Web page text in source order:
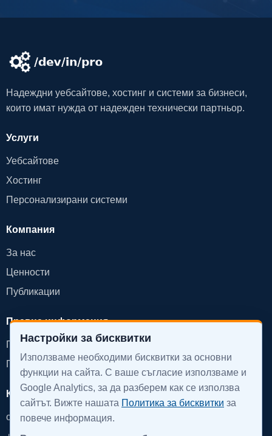
Надеждни уебсайтове, хостинг и системи за бизнеси,
които имат нужда от надежден технически партньор.
Услуги
Уебсайтове
Хостинг
Персонализирани системи
Компания
За нас
Ценности
Публикации
Правна информация
Политика за поверителност
Политика за бисквитки
Контакт
office@devinpro.com
Настройки за бисквитки
Използваме необходими бисквитки за основни
функции на сайта. С ваше съгласие използваме и
Google Analytics, за да разберем как се използва
сайтът. Вижте нашата Политика за бисквитки за
повече информация.